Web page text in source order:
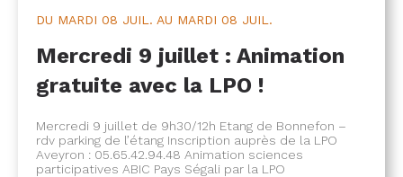
DU MARDI 08 JUIL. AU MARDI 08 JUIL.
Mercredi 9 juillet : Animation
gratuite avec la LPO !
Mercredi 9 juillet de 9h30/12h Etang de Bonnefon –
rdv parking de l’étang Inscription auprès de la LPO
Aveyron : 05.65.42.94.48 Animation sciences
participatives ABIC Pays Ségali par la LPO